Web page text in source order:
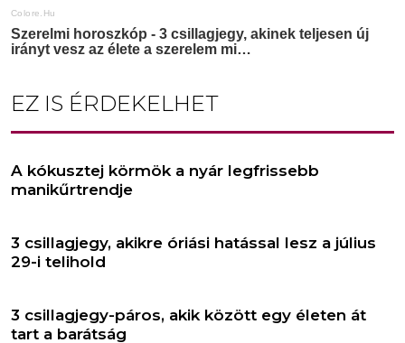
EZ IS ÉRDEKELHET
A kókusztej körmök a nyár legfrissebb
manikűrtrendje
3 csillagjegy, akikre óriási hatással lesz a július
29-i telihold
3 csillagjegy-páros, akik között egy életen át
tart a barátság